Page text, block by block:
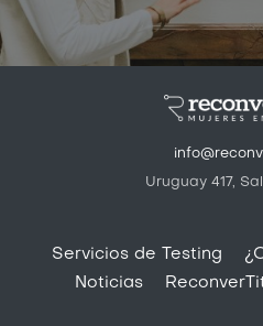
Uruguay 417,
Pie de página
Servicios de Testing
Noticias